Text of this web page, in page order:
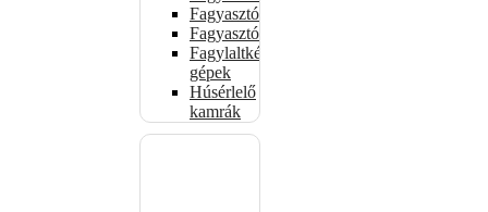
Fagyasztóládák
Fagyasztószekrények
Fagylaltkészítő
gépek
Húsérlelő
kamrák